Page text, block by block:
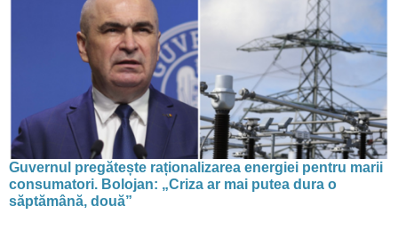
Guvernul pregătește raționalizarea energiei pentru marii
consumatori. Bolojan: „Criza ar mai putea dura o
săptămână, două”